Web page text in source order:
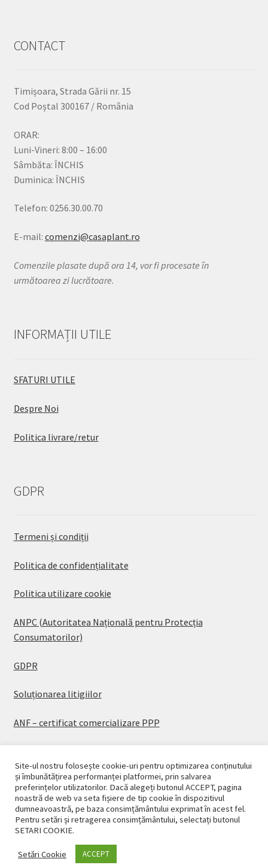
CONTACT
Timișoara, Strada Gării nr. 15
Cod Poștal 300167 / România
ORAR:
Luni-Vineri: 8:00 – 16:00
Sâmbăta: ÎNCHIS
Duminica: ÎNCHIS
Telefon: 0256.30.00.70
E-mail: comenzi@casaplant.ro
Comenzile plasate după ora 14, vor fi procesate în
următoarea zi lucrătoare.
INFORMAȚII UTILE
SFATURI UTILE
Despre Noi
Politica livrare/retur
GDPR
Termeni și condiții
Politica de confidențialitate
Politica utilizare cookie
ANPC (Autoritatea Națională pentru Protecția
Consumatorilor)
GDPR
Soluționarea litigiilor
ANF – certificat comercializare PPP
© CASAPLANT 2026
Politică de confidențialitate
Site-ul nostru folosește cookie-uri pentru optimizarea conținutului
și îmbunătățirea performanței platformei, prin salvarea
preferințelor utilizatorilor. Dacă alegeți butonul ACCEPT, pagina
noastră de web va seta fișiere de tip cookie în dispozitivul
dumneavoastră, pe baza consimțământului exprimat în acest fel.
Pentru setări și retragerea consimțământului, selectați butonul
SETARI COOKIE.
Setări Cookie ACCEPT